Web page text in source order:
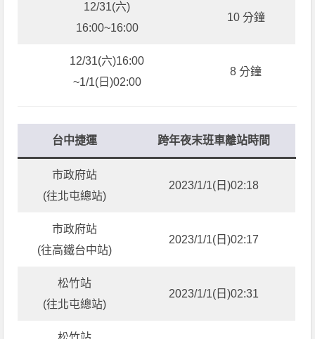
12/31(六)
16:00~16:00
10 分鐘
12/31(六)16:00
~1/1(日)02:00
8 分鐘
台中捷運 跨年夜末班車離站時間
市政府站
(往北屯總站)
2023/1/1(日)02:18
市政府站
(往高鐵台中站)
2023/1/1(日)02:17
松竹站
(往北屯總站)
2023/1/1(日)02:31